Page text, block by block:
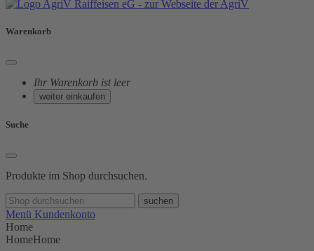
Warenkorb
Ihr Warenkorb ist leer
weiter einkaufen
Suche
Produkte im Shop durchsuchen.
suchen
Menü Kundenkonto
Home
HomeHome